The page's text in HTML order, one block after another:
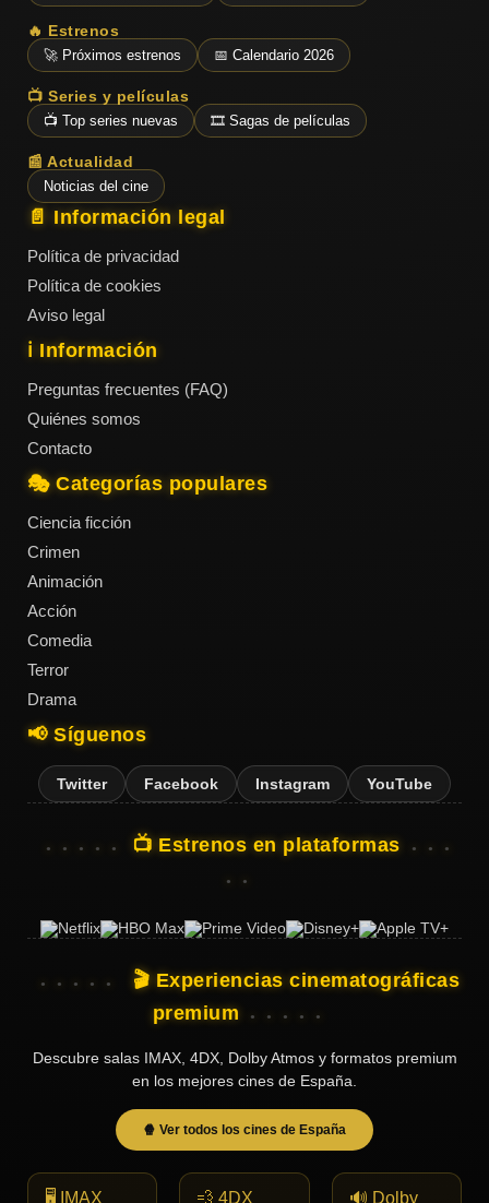
🔥 Estrenos
🚀 Próximos estrenos 📅 Calendario 2026
📺 Series y películas
📺 Top series nuevas 🎞️ Sagas de películas
📰 Actualidad
Noticias del cine
📄 Información legal
Política de privacidad
Política de cookies
Aviso legal
ℹ️ Información
Preguntas frecuentes (FAQ)
Quiénes somos
Contacto
🎭 Categorías populares
Ciencia ficción
Crimen
Animación
Acción
Comedia
Terror
Drama
📢 Síguenos
Twitter Facebook Instagram YouTube
📺 Estrenos en plataformas
🎬 Experiencias cinematográficas
premium
Descubre salas IMAX, 4DX, Dolby Atmos y formatos premium
en los mejores cines de España.
🍿 Ver todos los cines de España
🖥️ IMAX 💨 4DX 🔊 Dolby